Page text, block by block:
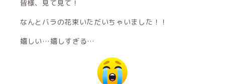
皆様、見て見て！
なんとバラの花束いただいちゃいました！！
嬉しい…嬉しすぎる…